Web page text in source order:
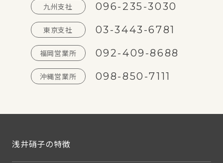
九州支社 096-235-3030
東京支社 03-3443-6781
福岡営業所 092-409-8688
沖縄営業所 098-850-7111
浅井硝子の特徴